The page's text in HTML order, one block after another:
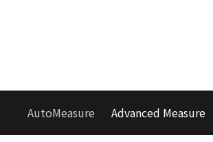
AutoMeasure Advanced Measure